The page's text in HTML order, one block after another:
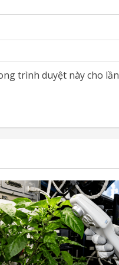
trình duyệt này cho